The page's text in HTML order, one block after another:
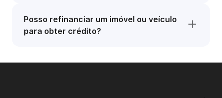
Posso refinanciar um imóvel ou veículo
para obter crédito?